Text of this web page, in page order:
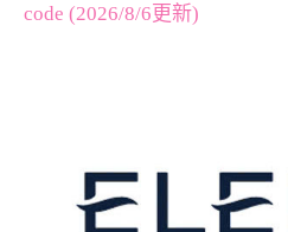
code (2026/8/6更新)